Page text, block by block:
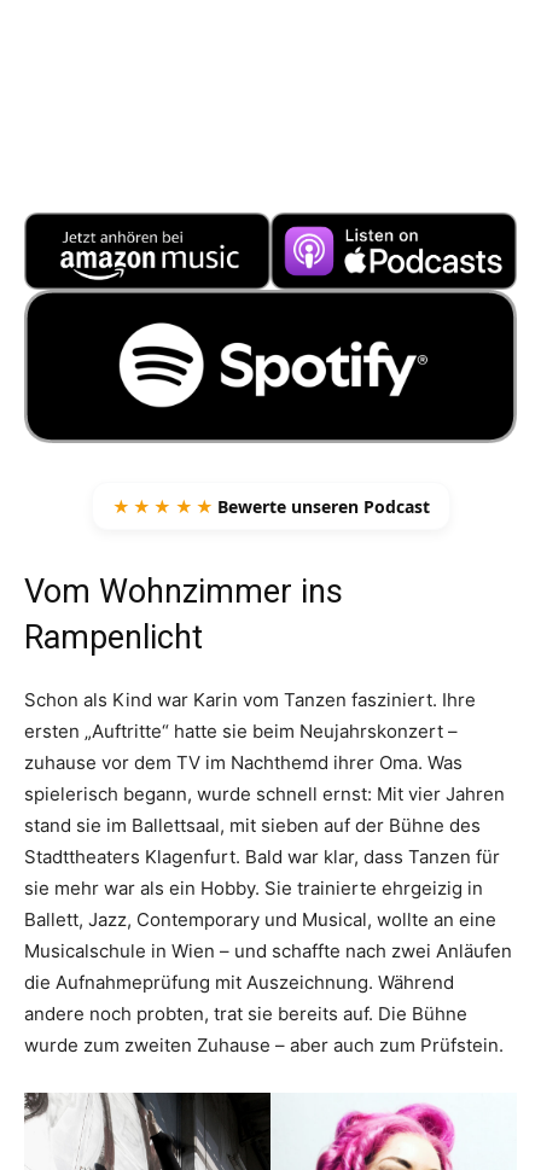
★★★★★ Bewerte unseren Podcast
Vom Wohnzimmer ins
Rampenlicht
Schon als Kind war Karin vom Tanzen fasziniert. Ihre
ersten „Auftritte“ hatte sie beim Neujahrskonzert –
zuhause vor dem TV im Nachthemd ihrer Oma. Was
spielerisch begann, wurde schnell ernst: Mit vier Jahren
stand sie im Ballettsaal, mit sieben auf der Bühne des
Stadttheaters Klagenfurt. Bald war klar, dass Tanzen für
sie mehr war als ein Hobby. Sie trainierte ehrgeizig in
Ballett, Jazz, Contemporary und Musical, wollte an eine
Musicalschule in Wien – und schaffte nach zwei Anläufen
die Aufnahmeprüfung mit Auszeichnung. Während
andere noch probten, trat sie bereits auf. Die Bühne
wurde zum zweiten Zuhause – aber auch zum Prüfstein.